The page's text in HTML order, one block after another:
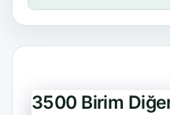
3500 Birim